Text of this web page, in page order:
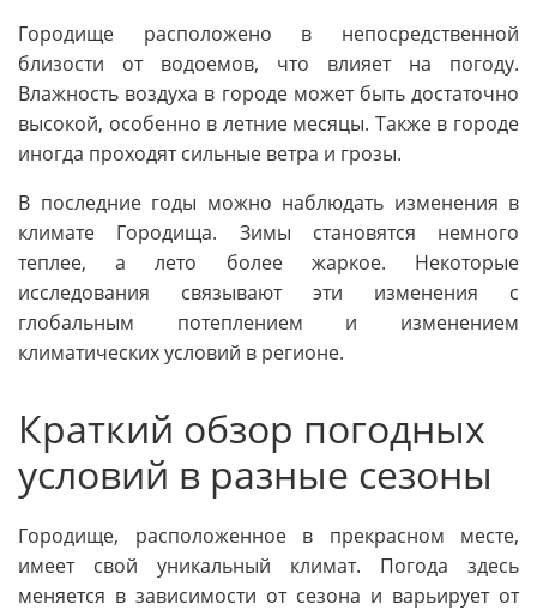
Городище расположено в непосредственной
близости от водоемов, что влияет на погоду.
Влажность воздуха в городе может быть достаточно
высокой, особенно в летние месяцы. Также в городе
иногда проходят сильные ветра и грозы.
В последние годы можно наблюдать изменения в
климате Городища. Зимы становятся немного
теплее, а лето более жаркое. Некоторые
исследования связывают эти изменения с
глобальным потеплением и изменением
климатических условий в регионе.
Краткий обзор погодных
условий в разные сезоны
Городище, расположенное в прекрасном месте,
имеет свой уникальный климат. Погода здесь
меняется в зависимости от сезона и варьирует от